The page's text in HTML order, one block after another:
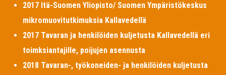
2017 Itä-Suomen Yliopisto/ Suomen Ympäristökeskus
mikromuovitutkimuksia Kallavedellä
2017 Tavaran ja henkilöiden kuljetusta Kallavedellä eri
toimksiantajille, poijujen asennusta
2018 Tavaran-, työkoneiden- ja henkilöiden kuljetusta